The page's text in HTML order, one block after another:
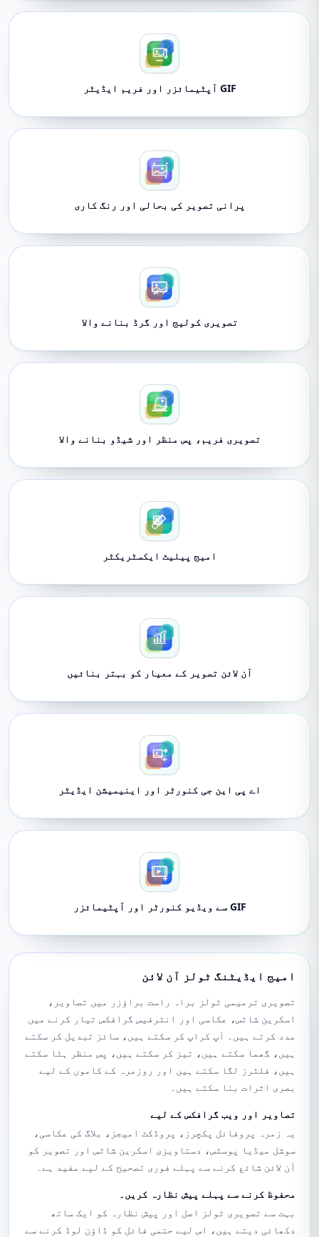
GIF آپٹیمائزر اور فریم ایڈیٹر
پرانی تصویر کی بحالی اور رنگ کاری
تصویری کولیج اور گرڈ بنانے والا
تصویری فریم، پس منظر اور شیڈو بنانے والا
امیج پیلیٹ ایکسٹریکٹر
آن لائن تصویر کے معیار کو بہتر بنائیں
اے پی این جی کنورٹر اور اینیمیشن ایڈیٹر
GIF سے ویڈیو کنورٹر اور آپٹیمائزر
امیج ایڈیٹنگ ٹولز آن لائن
تصویری ترمیمی ٹولز براہ راست براؤزر میں تصاویر،
اسکرین شاٹس، عکاسی اور انٹرفیس گرافکس تیار کرنے میں
مدد کرتے ہیں۔ آپ کراپ کر سکتے ہیں، سائز تبدیل کر سکتے
ہیں، گھما سکتے ہیں، تیز کر سکتے ہیں، پس منظر ہٹا سکتے
ہیں، فلٹرز لگا سکتے ہیں اور روزمرہ کے کاموں کے لیے
بصری اثرات بنا سکتے ہیں۔
تصاویر اور ویب گرافکس کے لیے
یہ زمرہ پروفائل پکچرز، پروڈکٹ امیجز، بلاگ کی عکاسی،
سوشل میڈیا پوسٹس، دستاویزی اسکرین شاٹس اور تصویر کو
آن لائن شائع کرنے سے پہلے فوری تصحیح کے لیے مفید ہے۔
محفوظ کرنے سے پہلے پیش نظارہ کریں۔
بہت سے تصویری ٹولز اصل اور پیش نظارہ کو ایک ساتھ
دکھائی دیتے ہیں، اس لیے حتمی فائل کو ڈاؤن لوڈ کرنے سے